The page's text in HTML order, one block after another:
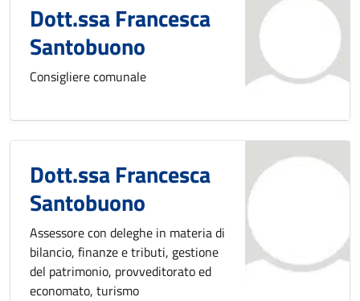
Dott.ssa Francesca
Santobuono
Consigliere comunale
Dott.ssa Francesca
Santobuono
Assessore con deleghe in materia di
bilancio, finanze e tributi, gestione
del patrimonio, provveditorato ed
economato, turismo